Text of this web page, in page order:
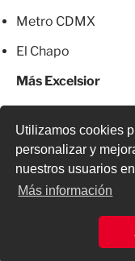
Utilizamos cookies
personalizar y
nuestros usuarios
Más información
Metro CDMX
El Chapo
Más Excelsior
© 2026 Todos los
o parcial,